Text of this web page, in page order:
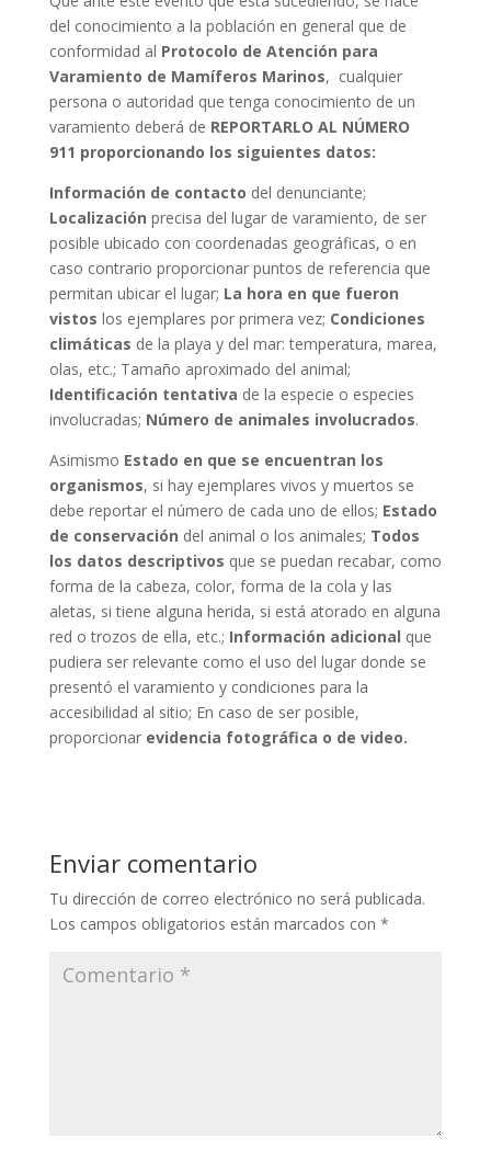
del conocimiento a la población en general que de
conformidad al Protocolo de Atención para
Varamiento de Mamíferos Marinos, cualquier
persona o autoridad que tenga conocimiento de un
varamiento deberá de REPORTARLO AL NÚMERO
911 proporcionando los siguientes datos:
Información de contacto del denunciante;
Localización precisa del lugar de varamiento, de ser
posible ubicado con coordenadas geográficas, o en
caso contrario proporcionar puntos de referencia que
permitan ubicar el lugar; La hora en que fueron
vistos los ejemplares por primera vez; Condiciones
climáticas de la playa y del mar: temperatura, marea,
olas, etc.; Tamaño aproximado del animal;
Identificación tentativa de la especie o especies
involucradas; Número de animales involucrados.
Asimismo Estado en que se encuentran los
organismos, si hay ejemplares vivos y muertos se
debe reportar el número de cada uno de ellos; Estado
de conservación del animal o los animales; Todos
los datos descriptivos que se puedan recabar, como
forma de la cabeza, color, forma de la cola y las
aletas, si tiene alguna herida, si está atorado en alguna
red o trozos de ella, etc.; Información adicional que
pudiera ser relevante como el uso del lugar donde se
presentó el varamiento y condiciones para la
accesibilidad al sitio; En caso de ser posible,
proporcionar evidencia fotográfica o de video.
Enviar comentario
Tu dirección de correo electrónico no será publicada.
Los campos obligatorios están marcados con *